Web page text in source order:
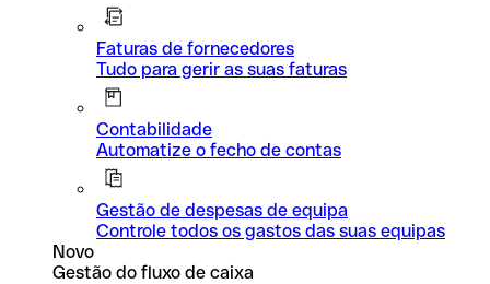
Faturas de fornecedores
Tudo para gerir as suas faturas
Contabilidade
Automatize o fecho de contas
Gestão de despesas de equipa
Controle todos os gastos das suas equipas
Novo
Gestão do fluxo de caixa